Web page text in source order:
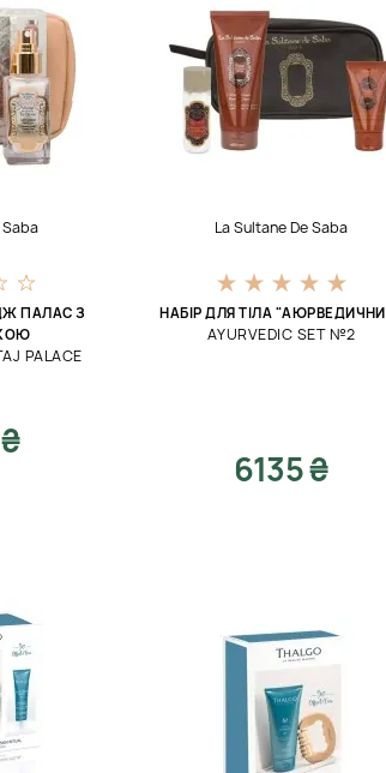
ПАЛАС З
PALACE
La Sultane De Saba
НАБІР ДЛЯ ТІЛА
AYURVEDIC SET №2
6135 ₴